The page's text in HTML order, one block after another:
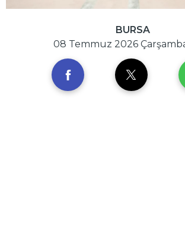
BURSA
08 Temmuz 2026